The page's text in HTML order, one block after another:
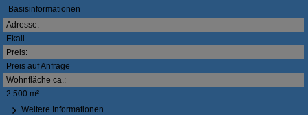
Basisinformationen
Adresse:
Ekali
Preis:
Preis auf Anfrage
Wohnfläche ca.:
2.500 m²
Weitere Informationen